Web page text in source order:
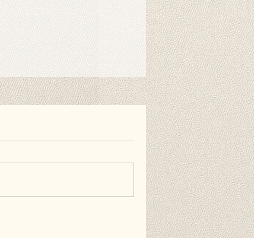
verwenden, wenn Sie es
hängen möchten. Diese
und nicht im Lieferumfang
gestellten Fragen.